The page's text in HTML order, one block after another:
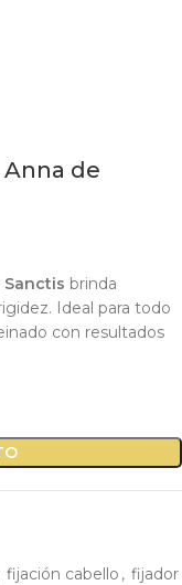
de
Sanctis brinda
Ideal para todo
con resultados
fijación cabello , fijador